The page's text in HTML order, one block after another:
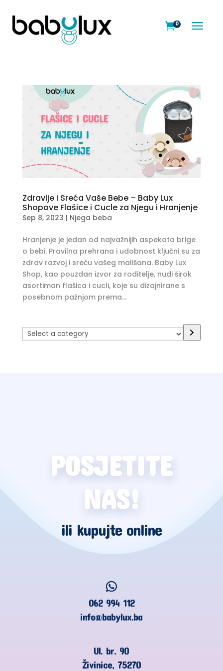
a
0
Zdravlje i Sreća Vaše Bebe – Baby Lux
Shopove Flašice i Cucle za Njegu i Hranjenje
Sep 8, 2023 | Njega beba
Hranjenje je jedan od najvažnijih aspekata brige
o bebi. Pravilna prehrana i udobnost ključni su za
zdrav razvoj i sreću vašeg mališana. Baby Lux
Shop, kao pouzdan izvor za roditelje, nudi širok
asortiman flašica i cucli, koje su dizajnirane s
posebnom pažnjom prema...
Select
a
POSJETITE
NAS!
ili kupujte online
062 994 112
info@babylux.ba
Ul. br. 90
Živinice, 75270